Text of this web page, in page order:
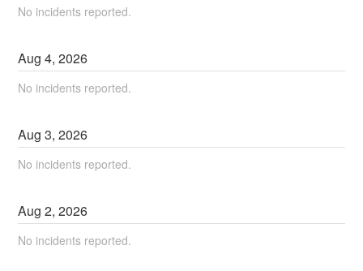
No incidents reported.
Aug4,2026
No incidents reported.
Aug3,2026
No incidents reported.
Aug2,2026
No incidents reported.